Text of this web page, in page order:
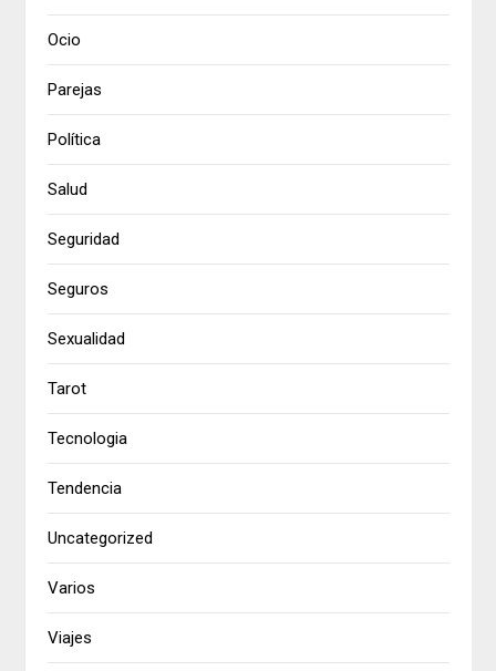
Ocio
Parejas
Política
Salud
Seguridad
Seguros
Sexualidad
Tarot
Tecnologia
Tendencia
Uncategorized
Varios
Viajes